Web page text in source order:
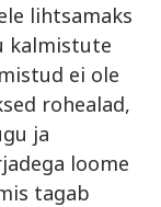
lihtsamaks
kalmistute
ei ole
rohealad,
ja
loome
tagab